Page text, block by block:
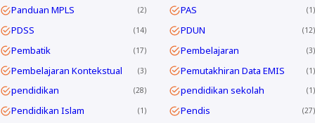
Panduan MPLS 2 PAS 1
PDSS 14 PDUN 12
Pembatik 17 Pembelajaran 3
Pembelajaran Kontekstual 3 Pemutakhiran Data EMIS 1
pendidikan 28 pendidikan sekolah 1
Pendidikan Islam 1 Pendis 27